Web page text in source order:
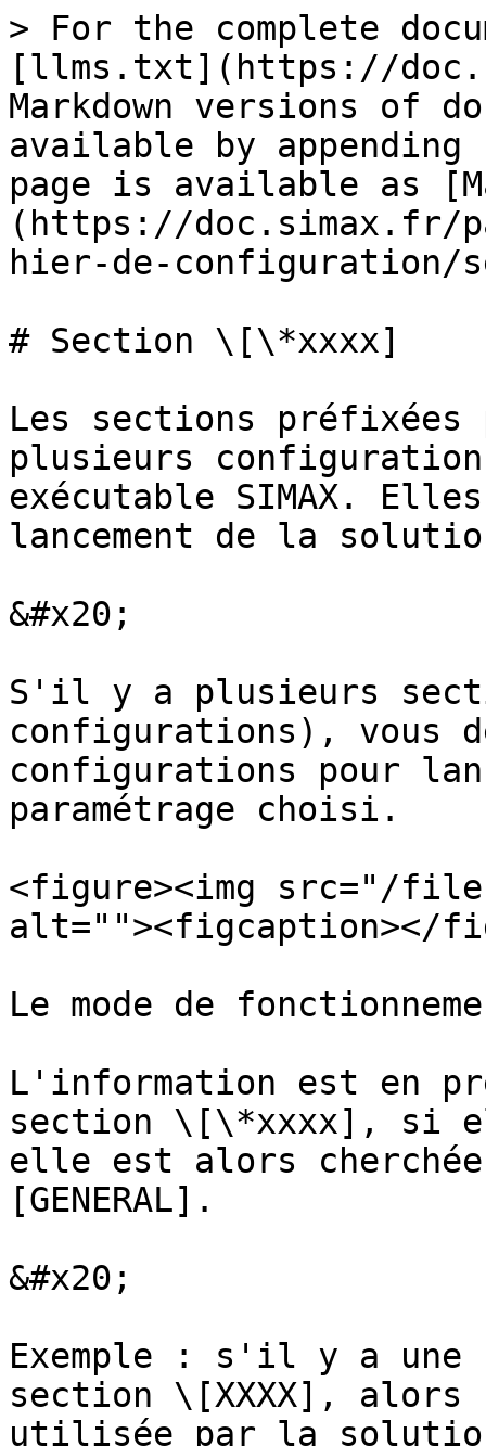
> For the complete
[llms.txt](https://
Markdown versions of
available by
page is available as
(https://doc.simax.fr/
hier-de-configuration/
# Section \[\*xxxx]
Les sections
plusieurs
exécutable SIMAX.
lancement de la
&#x20;
S'il y a plusieurs
configurations), vous
configurations pour
paramétrage choisi.
<figure><img src="/files/
alt=""><figcaption></
Le mode de
L'information est en
section \[\*xxxx], si
elle est alors
[GENERAL].
&#x20;
Exemple : s'il y a une
section \[XXXX],
utilisée par la